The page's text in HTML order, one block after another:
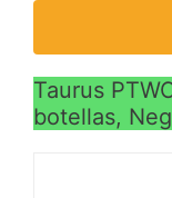
Taurus
botellas,